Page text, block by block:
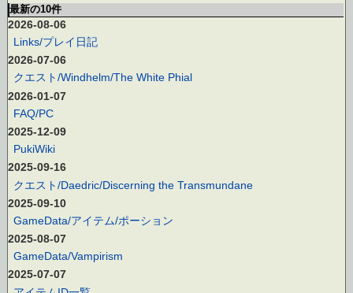
最新の10件
2026-08-06
Links/プレイ日記
2026-07-06
クエスト/Windhelm/The White Phial
2026-01-07
FAQ/PC
2025-12-09
PukiWiki
2025-09-16
クエスト/Daedric/Discerning the Transmundane
2025-09-10
GameData/アイテム/ポーション
2025-08-07
GameData/Vampirism
2025-07-07